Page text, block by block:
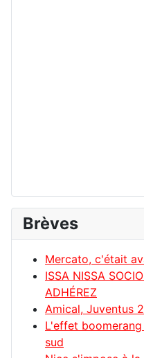
Brèves
Mercato, c'était
ISSA NISSA
ADHÉREZ
Amical, Juventus
L'effet
sud